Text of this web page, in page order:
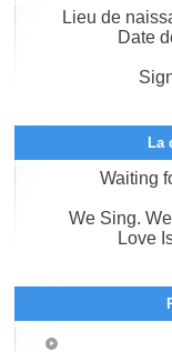
Lieu de
Date
La
Waiting
We Sing.
Love